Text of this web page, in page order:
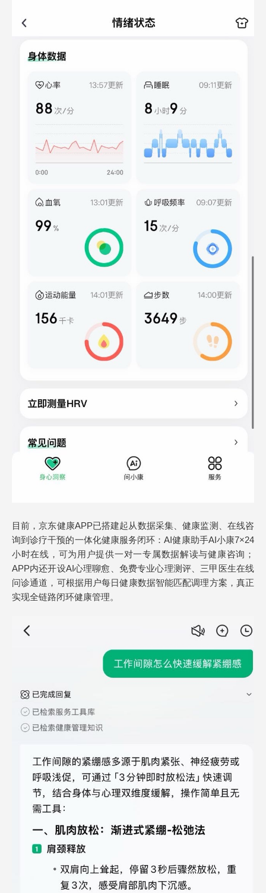
目前，京东健康APP已搭建起从数据采集、健康监测、在线咨
询到诊疗干预的一体化健康服务闭环：AI健康助手AI小康7×24
小时在线，可为用户提供一对一专属数据解读与健康咨询；
APP内还开设AI心理聊愈、免费专业心理测评、三甲医生在线
问诊通道，可根据用户每日健康数据智能匹配调理方案，真正
实现全链路闭环健康管理。